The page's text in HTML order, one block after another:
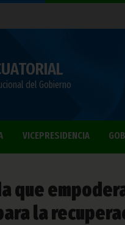
del Gobierno
VICEPRESIDENCIA
que
la